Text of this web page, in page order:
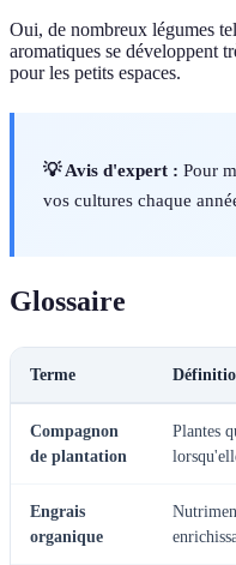
Oui, de nombreux légumes
aromatiques se développent
pour les petits espaces.
💡 Avis d'expert : Pour
vos cultures chaque
Glossaire
Terme
Compagnon
de plantation
Plantes
Engrais
organique